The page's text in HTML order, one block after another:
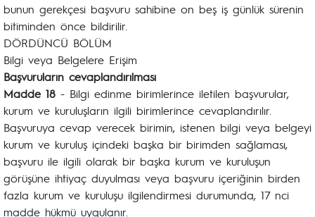
bunun gerekçesi başvuru sahibine on beş iş günlük sürenin
bitiminden önce bildirilir.
DÖRDÜNCÜ BÖLÜM
Bilgi veya Belgelere Erişim
Başvuruların cevaplandırılması
Madde 18 - Bilgi edinme birimlerince iletilen başvurular,
kurum ve kuruluşların ilgili birimlerince cevaplandırılır.
Başvuruya cevap verecek birimin, istenen bilgi veya belgeyi
kurum ve kuruluş içindeki başka bir birimden sağlaması,
başvuru ile ilgili olarak bir başka kurum ve kuruluşun
görüşüne ihtiyaç duyulması veya başvuru içeriğinin birden
fazla kurum ve kuruluşu ilgilendirmesi durumunda, 17 nci
madde hükmü uygulanır.